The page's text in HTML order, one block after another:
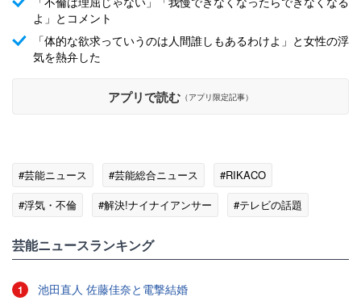
よ」とコメント
「体的な欲求っていうのは人間誰しもあるわけよ」と女性の浮
気を熱弁した
アプリで読む （アプリ限定記事）
#芸能ニュース #芸能総合ニュース
#RIKACO
#浮気・不倫
#解決!ナイナイアンサー #テレビの話題
芸能ニュースランキング
1 池田直人 佐藤佳奈と電撃結婚